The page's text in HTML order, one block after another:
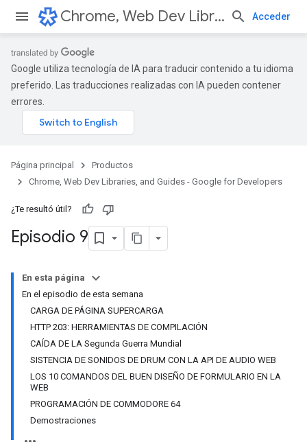
Chrome, Web Dev Libraries, and Guides - Google for Developers Acceder
Google utiliza tecnología de IA para traducir contenido a tu idioma
preferido. Las traducciones realizadas con IA pueden contener
errores.
Página principal
Productos
Chrome, Web Dev Libraries, and Guides - Google for Developers
¿Te resultó útil?
Episodio 9
En esta página
En el episodio de esta semana
CARGA DE PÁGINA SUPERCARGA
HTTP 203: HERRAMIENTAS DE COMPILACIÓN
CAÍDA DE LA Segunda Guerra Mundial
SISTENCIA DE SONIDOS DE DRUM CON LA API DE AUDIO WEB
LOS 10 COMANDOS DEL BUEN DISEÑO DE FORMULARIO EN LA
WEB
PROGRAMACIÓN DE COMMODORE 64
Demostraciones